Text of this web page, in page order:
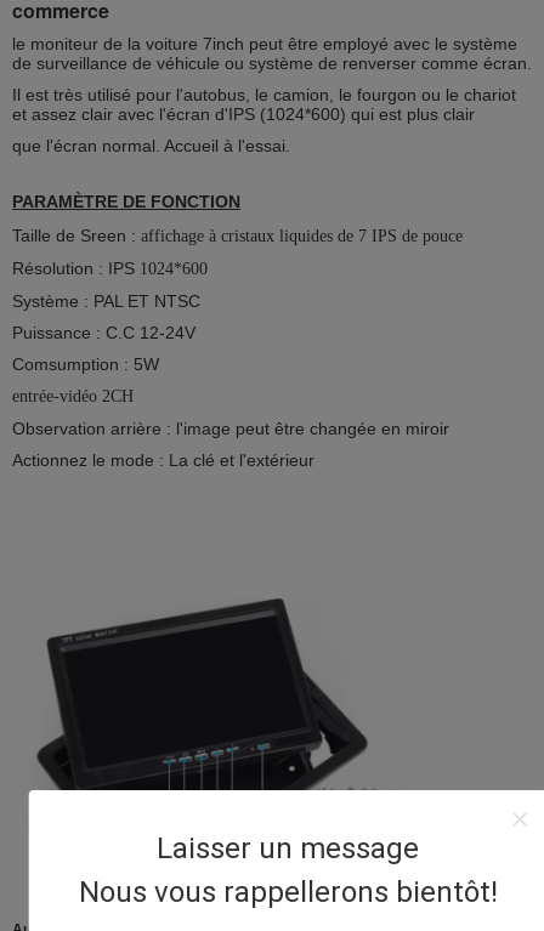
Laisser un message
Nous vous rappellerons bientôt!
commerce
le moniteur de la voiture 7inch peut être employé avec le système
de surveillance de véhicule ou système de renverser comme écran.
Il est très utilisé pour l'autobus, le camion, le fourgon ou le chariot
et assez clair avec l'écran d'IPS (1024*600) qui est plus clair
que l'écran normal. Accueil à l'essai.
PARAMÈTRE DE FONCTION
Taille de Sreen : affichage à cristaux liquides de 7 IPS de pouce
Résolution : IPS 1024*600
Système : PAL ET NTSC
Puissance : C.C 12-24V
Comsumption : 5W
entrée-vidéo 2CH
Observation arrière : l'image peut être changée en miroir
Actionnez le mode : La clé et l'extérieur